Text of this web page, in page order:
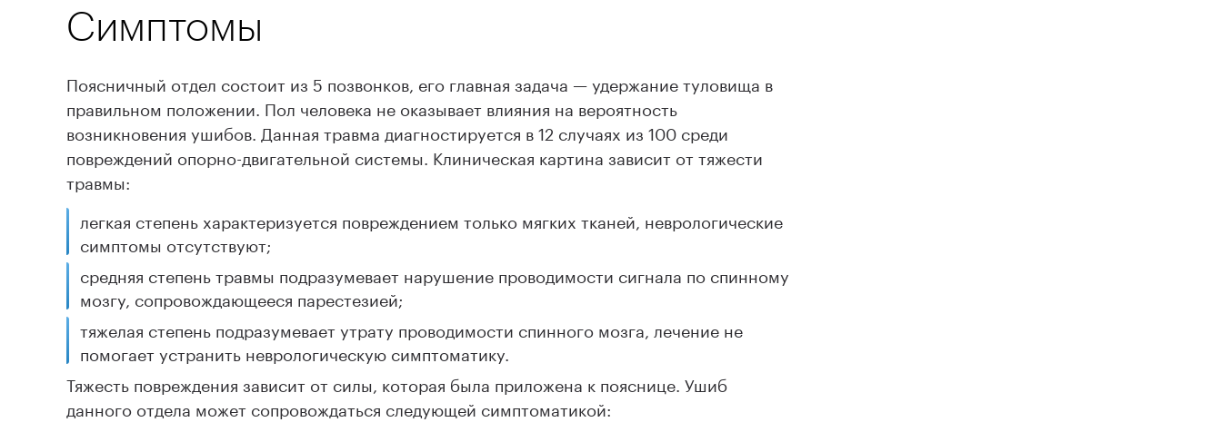
Симптомы
Поясничный отдел состоит из 5 позвонков, его главная задача — удержание туловища в
правильном положении. Пол человека не оказывает влияния на вероятность
возникновения ушибов. Данная травма диагностируется в 12 случаях из 100 среди
повреждений опорно-двигательной системы. Клиническая картина зависит от тяжести
травмы:
легкая степень характеризуется повреждением только мягких тканей, неврологические
симптомы отсутствуют;
средняя степень травмы подразумевает нарушение проводимости сигнала по спинному
мозгу, сопровождающееся парестезией;
тяжелая степень подразумевает утрату проводимости спинного мозга, лечение не
помогает устранить неврологическую симптоматику.
Тяжесть повреждения зависит от силы, которая была приложена к пояснице. Ушиб
данного отдела может сопровождаться следующей симптоматикой: